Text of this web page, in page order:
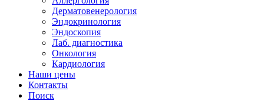
Дерматовенерология
Эндокринология
Эндоскопия
Лаб. диагностика
Онкология
Кардиология
Наши цены
Контакты
Поиск